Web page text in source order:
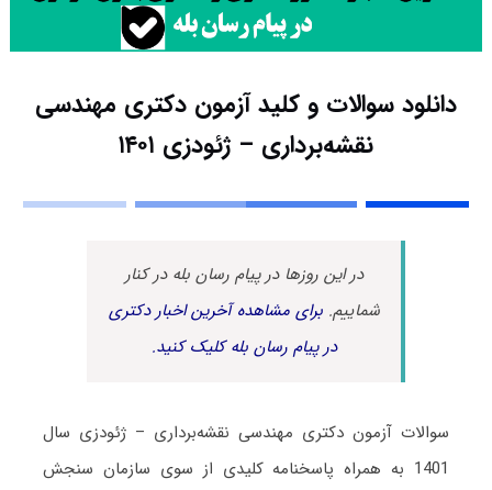
دانلود سوالات و کلید آزمون دکتری مهندسی
نقشه‌برداری – ژئودزی ۱۴۰۱
در این روزها در پیام رسان بله در کنار
شماییم.برای مشاهده آخرین اخبار دکتری
در پیام رسان بله کلیک کنید.
سوالات آزمون دکتری مهندسی نقشه‌برداری – ژئودزی سال
1401 به همراه پاسخنامه کلیدی از سوی سازمان سنجش